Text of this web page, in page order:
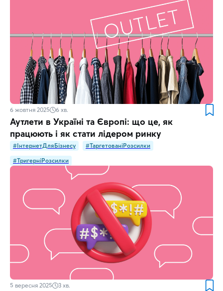
6 жовтня 2025 6 хв.
Аутлети в Україні та Європі: що це, як
працюють і як стати лідером ринку
#ІнтернетДляБізнесу
#ТаргетованіРозсилки
#ТригерніРозсилки
5 вересня 2025 3 хв.